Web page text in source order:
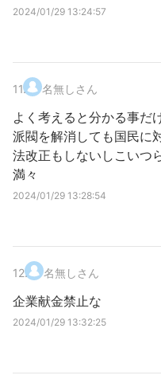
2024/01/29 13:24:57
11. 名無しさん
よく考えると分かる事だ
派閥を解消しても国民に
法改正もしないしこいつ
満々
2024/01/29 13:28:54
12. 名無しさん
企業献金禁止な
2024/01/29 13:32:25